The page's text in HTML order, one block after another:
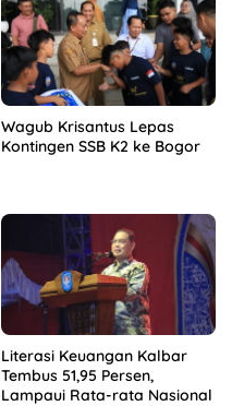
Wagub Krisantus Lepas
Kontingen SSB K2 ke Bogor
Literasi Keuangan Kalbar
Tembus 51,95 Persen,
Lampaui Rata-rata Nasional